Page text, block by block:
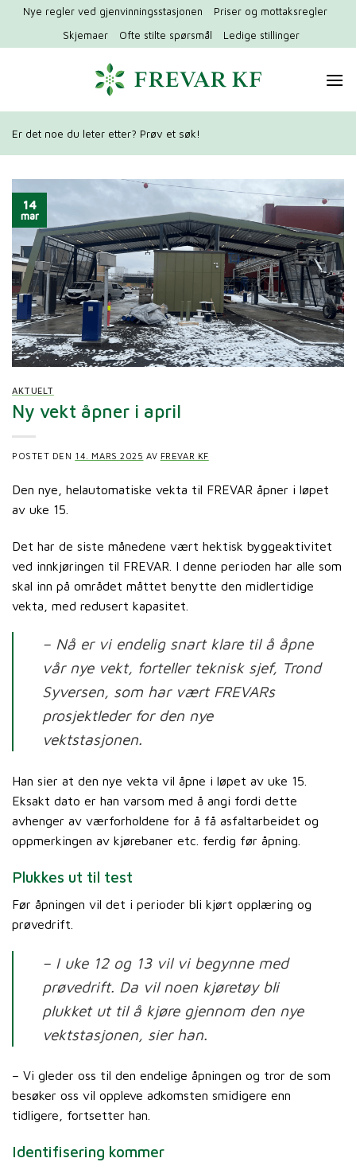
Hopp
innhold
Nye regler ved gjenvinningsstasjonen
Priser og mottaksregler
Skjemaer
Ofte stilte spørsmål Ledige stillinger
Er det noe du leter etter? Prøv et søk!
14
mar
AKTUELT
Ny vekt åpner i april
POSTET DEN 14. MARS 2025 AV FREVAR KF
Den nye, helautomatiske vekta til FREVAR åpner i løpet
av uke 15.
Det har de siste månedene vært hektisk byggeaktivitet
ved innkjøringen til FREVAR. I denne perioden har alle som
skal inn på området måttet benytte den midlertidige
vekta, med redusert kapasitet.
– Nå er vi endelig snart klare til å åpne
vår nye vekt, forteller teknisk sjef, Trond
Syversen, som har vært FREVARs
prosjektleder for den nye
vektstasjonen.
Han sier at den nye vekta vil åpne i løpet av uke 15.
Eksakt dato er han varsom med å angi fordi dette
avhenger av værforholdene for å få asfaltarbeidet og
oppmerkingen av kjørebaner etc. ferdig før åpning.
Plukkes ut til test
Før åpningen vil det i perioder bli kjørt opplæring og
prøvedrift.
– I uke 12 og 13 vil vi begynne med
prøvedrift. Da vil noen kjøretøy bli
plukket ut til å kjøre gjennom den nye
vektstasjonen, sier han.
– Vi gleder oss til den endelige åpningen og tror de som
besøker oss vil oppleve adkomsten smidigere enn
tidligere, fortsetter han.
Identifisering kommer